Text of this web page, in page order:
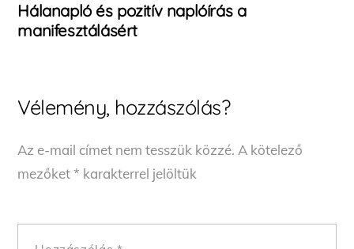
Hálanapló és pozitív naplóírás a
manifesztálásért
Vélemény, hozzászólás?
Az e-mail címet nem tesszük közzé. A kötelező
mezőket* karakterrel jelöltük